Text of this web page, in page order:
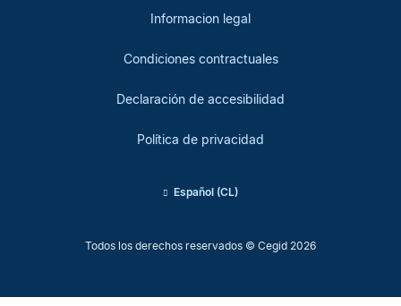
Todos los derechos reservados © Cegid 2026
Informacion legal
Condiciones contractuales
Declaración de accesibilidad
Política de privacidad
Español (CL)